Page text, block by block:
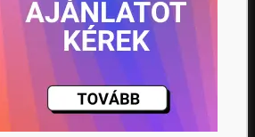
élmény fokozására,
vagy tartalmak megjelenítésére,
A "Mindent elfogad" gombra
a cookie-k használatához.
Rendben